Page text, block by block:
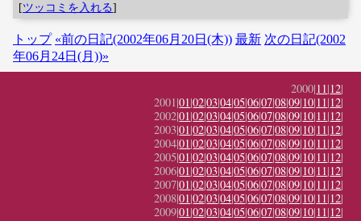
[ツッコミを入れる]
トップ «前の日記(2002年06月20日(木)) 最新 次の日記(2002
年06月24日(月))»
2000|11|12|
2001|01|02|03|04|05|06|07|08|09|10|11|12|
2002|01|02|03|04|05|06|07|08|09|10|11|12|
2003|01|02|03|04|05|06|07|08|09|10|11|12|
2004|01|02|03|04|05|06|07|08|09|10|11|12|
2005|01|02|03|04|05|06|07|08|09|10|11|12|
2006|01|02|03|04|05|06|07|08|09|10|11|12|
2007|01|02|03|04|05|06|07|08|09|10|11|12|
2008|01|02|03|04|05|06|07|08|09|10|11|12|
2009|01|02|03|04|05|06|07|08|09|10|11|12|